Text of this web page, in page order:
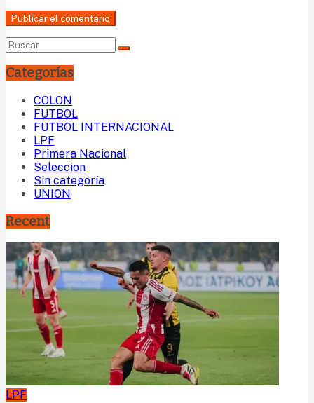
Categorías
COLON
FUTBOL
FUTBOL INTERNACIONAL
LPF
Primera Nacional
Seleccion
Sin categoría
UNION
Recent
LPF